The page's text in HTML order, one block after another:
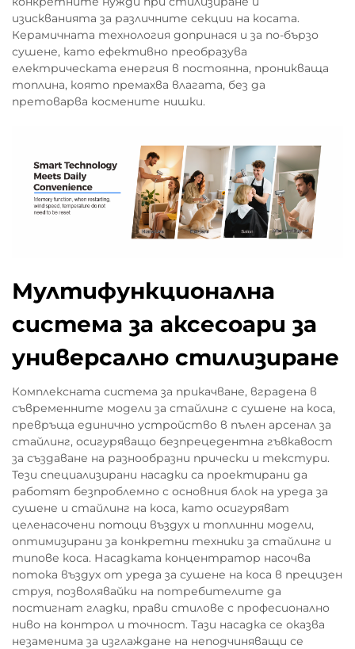
изискванията за различните секции на косата.
Керамичната технология допринася и за по-бързо
сушене, като ефективно преобразува
електрическата енергия в постоянна, проникваща
топлина, която премахва влагата, без да
претоварва космените нишки.
Мултифункционална
система за аксесоари за
универсално стилизиране
Комплексната система за прикачване, вградена в
съвременните модели за стайлинг с сушене на коса,
превръща единично устройство в пълен арсенал за
стайлинг, осигуряващо безпрецедентна гъвкавост
за създаване на разнообразни прически и текстури.
Тези специализирани насадки са проектирани да
работят безпроблемно с основния блок на уреда за
сушене и стайлинг на коса, като осигуряват
целенасочени потоци въздух и топлинни модели,
оптимизирани за конкретни техники за стайлинг и
типове коса. Насадката концентратор насочва
потока въздух от уреда за сушене на коса в прецизен
струя, позволявайки на потребителите да
постигнат гладки, прави стилове с професионално
ниво на контрол и точност. Тази насадка се оказва
незаменима за изглаждане на неподчиняващи се